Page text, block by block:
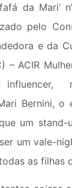
da Mari’
pelo
e da
– ACIR
Bernini, o
um stand-
um vale-
as filhas